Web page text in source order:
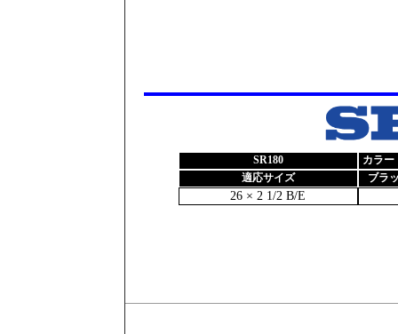
SR180
カラー
適応サイズ
ブラ
26 × 2 1/2 B/E